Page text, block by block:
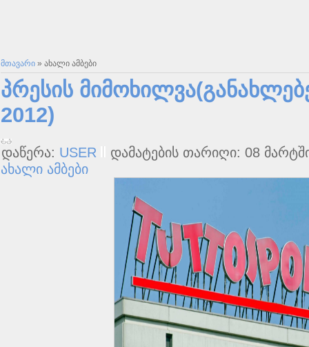
მთავარი » ახალი ამბები
პრესის
2012)
დაწერა: USER
დამატების თარიღი: 08
ახალი ამბები